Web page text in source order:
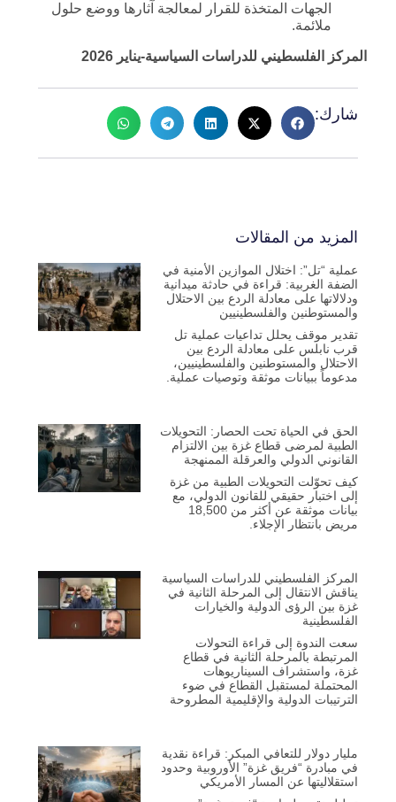
الجهات المتخذة للقرار لمعالجة آثارها ووضع حلول
ملائمة.
المركز الفلسطيني للدراسات السياسية-يناير 2026
شارك:
المزيد من المقالات
عملية “تل”: اختلال الموازين الأمنية في
الضفة الغربية: قراءة في حادثة ميدانية
ودلالاتها على معادلة الردع بين الاحتلال
والمستوطنين والفلسطينيين
تقدير موقف يحلل تداعيات عملية تل
قرب نابلس على معادلة الردع بين
الاحتلال والمستوطنين والفلسطينيين،
مدعوماً ببيانات موثقة وتوصيات عملية.
الحق في الحياة تحت الحصار: التحويلات
الطبية لمرضى قطاع غزة بين الالتزام
القانوني الدولي والعرقلة الممنهجة
كيف تحوّلت التحويلات الطبية من غزة
إلى اختبار حقيقي للقانون الدولي، مع
بيانات موثقة عن أكثر من 18,500
مريض بانتظار الإجلاء.
المركز الفلسطيني للدراسات السياسية
يناقش الانتقال إلى المرحلة الثانية في
غزة بين الرؤى الدولية والخيارات
الفلسطينية
سعت الندوة إلى قراءة التحولات
المرتبطة بالمرحلة الثانية في قطاع
غزة، واستشراف السيناريوهات
المحتملة لمستقبل القطاع في ضوء
الترتيبات الدولية والإقليمية المطروحة
مليار دولار للتعافي المبكر: قراءة نقدية
في مبادرة “فريق غزة” الأوروبية وحدود
استقلاليتها عن المسار الأمريكي